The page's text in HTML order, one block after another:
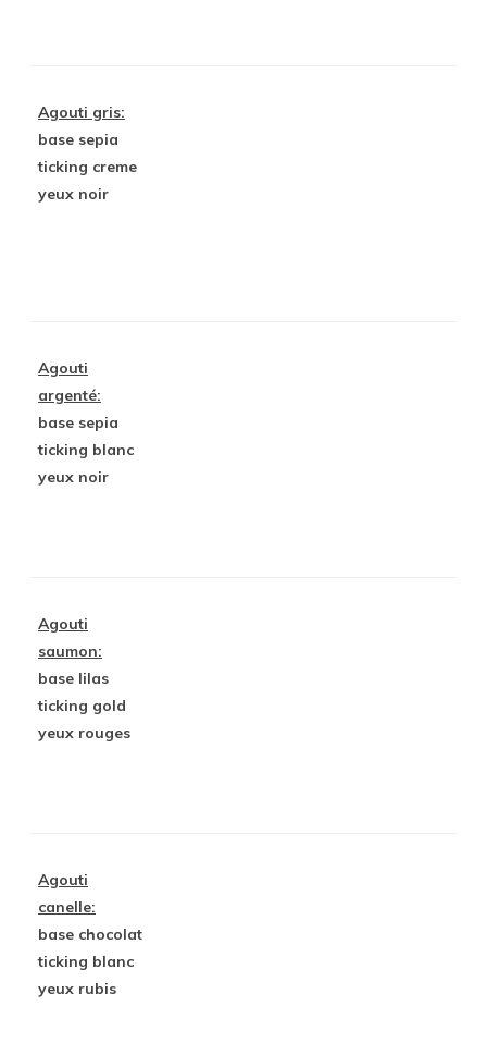
Agouti gris:
base sepia
ticking creme
yeux noir
Agouti
argenté:
base sepia
ticking blanc
yeux noir
Agouti
saumon:
base lilas
ticking gold
yeux rouges
Agouti
canelle:
base chocolat
ticking blanc
yeux rubis